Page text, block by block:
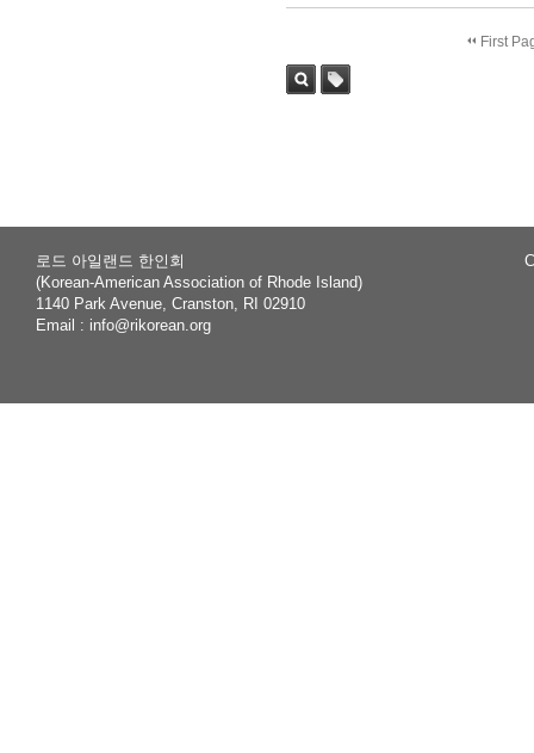
First
로드 아일랜드 한인회
(Korean-American Association of Rhode Island)
1140 Park Avenue, Cranston, RI 02910
Email : info@rikorean.org